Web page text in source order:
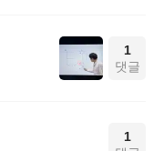
1
댓글
1